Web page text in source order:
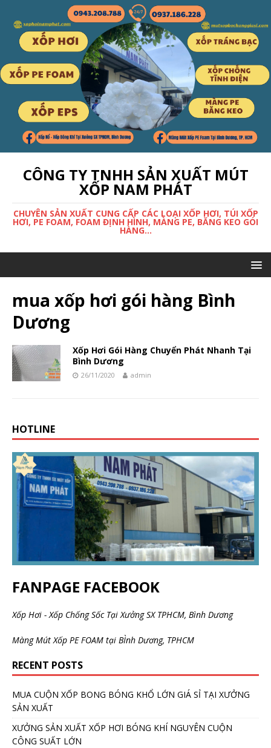
CÔNG TY TNHH SẢN XUẤT MÚT
XỐP NAM PHÁT
CHUYÊN SẢN XUẤT CUNG CẤP CÁC LOẠI XỐP HƠI, TÚI XỐP
HƠI, PE FOAM, FOAM ĐỊNH HÌNH, MÀNG PE, BĂNG KEO GÓI
HÀNG...
mua xốp hơi gói hàng Bình
Dương
Xốp Hơi Gói Hàng Chuyển Phát Nhanh Tại
Bình Dương
26/11/2020 admin
HOTLINE
FANPAGE FACEBOOK
Xốp Hơi - Xốp Chống Sốc Tại Xưởng SX TPHCM, Bình Dương
Màng Mút Xốp PE FOAM tại BÌnh Dương, TPHCM
RECENT POSTS
MUA CUỘN XỐP BONG BÓNG KHỔ LỚN GIÁ SỈ TẠI XƯỞNG
SẢN XUẤT
XƯỞNG SẢN XUẤT XỐP HƠI BÓNG KHÍ NGUYÊN CUỘN
CÔNG SUẤT LỚN